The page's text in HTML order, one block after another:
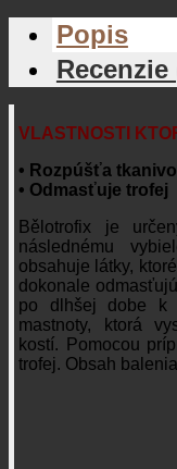
Popis
Recenzie
VLASTNOSTI
• Rozpúšťa tkanivo
• Odmasťuje trofej
Bělotrofix je
následnému
obsahuje látky,
dokonale
po dlhšej dobe k
mastnoty, ktorá
kostí. Pomocou
trofej. Obsah